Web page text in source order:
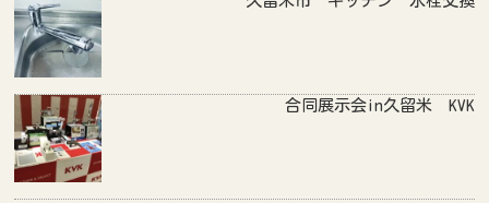
合同展示会in久留米 KVK